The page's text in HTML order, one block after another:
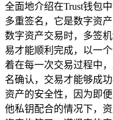
全面地介绍在Trust钱包
多重签名，它是数字资
数字资产交易时，多签
易才能顺利完成，以一
着在每一次交易过程中
名确认，交易才能够成
资产的安全性，因为即
他私钥配合的情况下，